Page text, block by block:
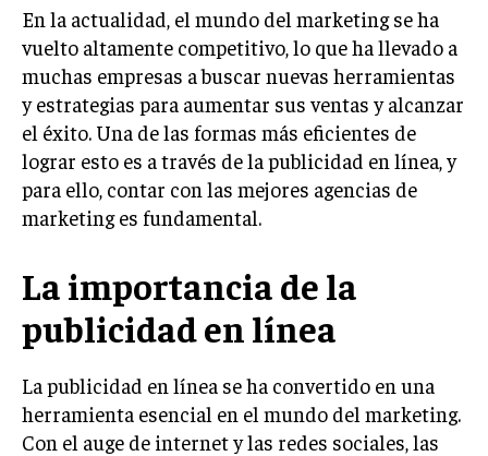
MARKETING
ESTRATEGIAS DE MARKETING
VENTA DE ENLACES
En la actualidad, el mundo del marketing se ha
vuelto altamente competitivo, lo que ha llevado a
muchas empresas a buscar nuevas herramientas
y estrategias para aumentar sus ventas y alcanzar
el éxito. Una de las formas más eficientes de
lograr esto es a través de la publicidad en línea, y
para ello, contar con las mejores agencias de
marketing es fundamental.
La importancia de la
publicidad en línea
La publicidad en línea se ha convertido en una
herramienta esencial en el mundo del marketing.
Con el auge de internet y las redes sociales, las